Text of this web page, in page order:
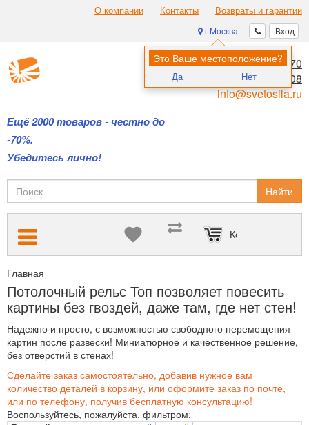
О компании Контакты Возвраты и гарантии
Вход
г Москва
Это Ваше местоположение?
Да Нет
Ещё 2000 товаров - честно до
-70%.
Убедитесь лично!
8 (495) 970-00-70
8 (800) 700-11-08
info@svetosila.ru
Найти
Корзина пуста
Главная
Потолочный рельс Топ позволяет повесить
картины без гвоздей, даже там, где нет стен!
Надежно и просто, с возможностью свободного перемещения
картин после развески! Миниатюрное и качественное решение,
без отверстий в стенах!
Сделайте заказ самостоятельно, добавив нужное вам
количество деталей в корзину, или оформите заказ по почте,
или по телефону, получив бесплатную консультацию!
Воспользуйтесь, пожалуйста, фильтром: